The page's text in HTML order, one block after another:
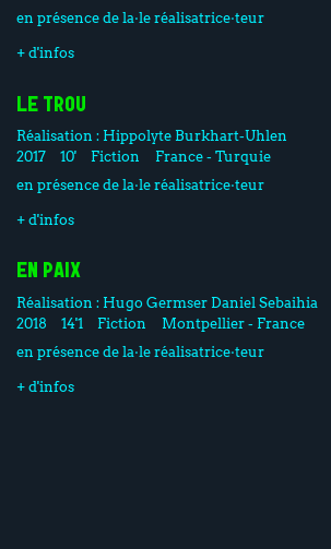
en présence de la·le réalisatrice·teur
+ d'infos
LE TROU
Réalisation : Hippolyte Burkhart-Uhlen
2017
10' Fiction
France - Turquie
en présence de la·le réalisatrice·teur
+ d'infos
EN PAIX
Réalisation : Hugo Germser Daniel Sebaihia
2018
14'1 Fiction
Montpellier - France
en présence de la·le réalisatrice·teur
+ d'infos